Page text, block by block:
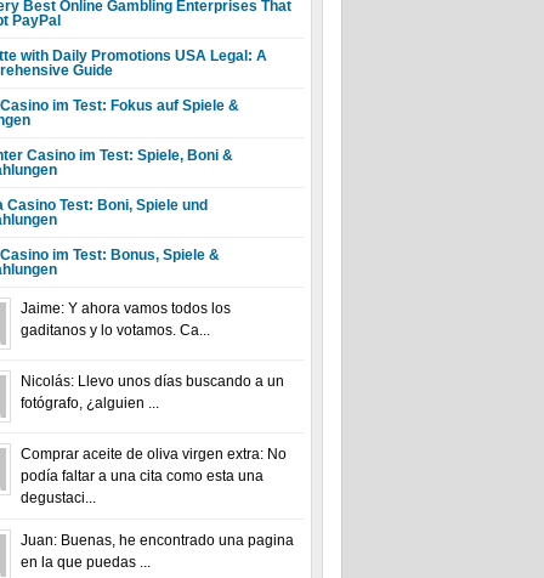
Best Online Gambling Enterprises That
PayPal
with Daily Promotions USA Legal: A
Guide
im Test: Fokus auf Spiele &
Casino im Test: Spiele, Boni &
Casino Test: Boni, Spiele und
im Test: Bonus, Spiele &
Jaime: Y ahora vamos todos los
gaditanos y lo votamos. Ca...
Nicolás: Llevo unos días buscando a un
fotógrafo, ¿alguien ...
Comprar aceite de oliva virgen extra: No
podía faltar a una cita como esta una
degustaci...
Juan: Buenas, he encontrado una pagina
en la que puedas ...